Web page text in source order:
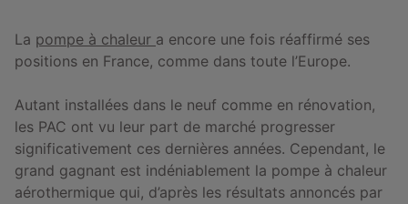
La pompe à chaleur a encore une fois réaffirmé ses
positions en France, comme dans toute l’Europe.
Autant installées dans le neuf comme en rénovation,
les PAC ont vu leur part de marché progresser
significativement ces dernières années. Cependant, le
grand gagnant est indéniablement la pompe à chaleur
aérothermique qui, d’après les résultats annoncés par